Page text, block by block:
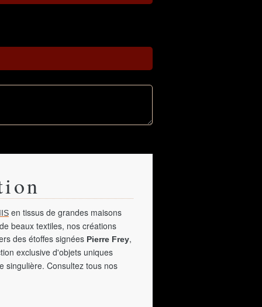
en tissus de grandes maisons
beaux textiles, nos créations
des étoffes signées Pierre Frey,
exclusive d'objets uniques
singulière. Consultez tous nos